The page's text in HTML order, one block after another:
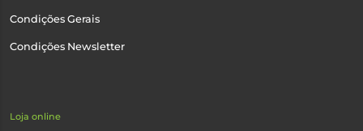
Condições Gerais
Condições Newsletter
Loja online